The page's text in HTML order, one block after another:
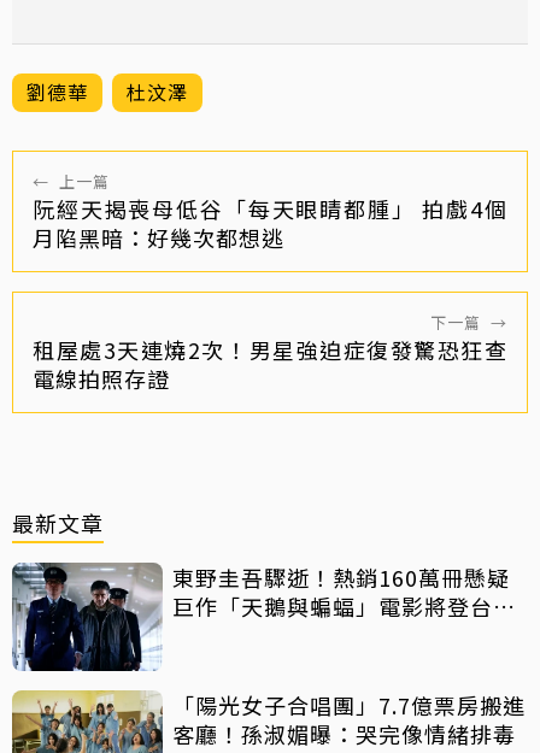
劉德華 杜汶澤
← 上一篇
阮經天揭喪母低谷「每天眼睛都腫」 拍戲4個
月陷黑暗：好幾次都想逃
下一篇 →
租屋處3天連燒2次！男星強迫症復發驚恐狂查
電線拍照存證
最新文章
東野圭吾驟逝！熱銷160萬冊懸疑
巨作「天鵝與蝙蝠」電影將登台上
「陽光女子合唱團」7.7億票房搬進
客廳！孫淑媚曝：哭完像情緒排毒